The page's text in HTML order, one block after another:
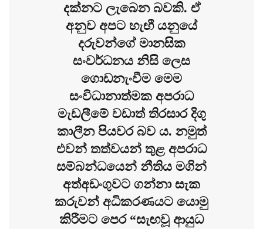
දක්නට ලැබෙන බවකි. ඒ
අනුව අපට හැඟී යනුයේ
දරුවන්ගේ මානසික
සංවර්ධනය නිසි ලෙස
ගොඩනැංවීම මෙම
සංවිධානාත්මක අපරාධ
මැඩලීමේ වඩාත් තිරසාර දිගු
කාලීන පියවර බව ය. නමුත්
එවන් තත්වයන් තුළ අපරාධ
සම්බන්ධයෙන් නීතිය මගින්
අත්අඩංගුවට ගන්නා සැක
කරුවන් අධිකරණයට යොමු
කිරීමට පෙර “සැඟවූ ආයුධ